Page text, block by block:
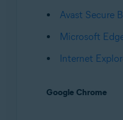
Avast Secure
Microsoft
Internet
Google Chrome